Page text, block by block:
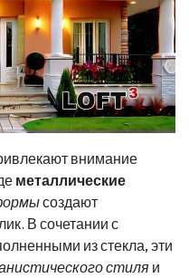
внимание
металлические
создают
В сочетании с
из стекла, эти
стиляи